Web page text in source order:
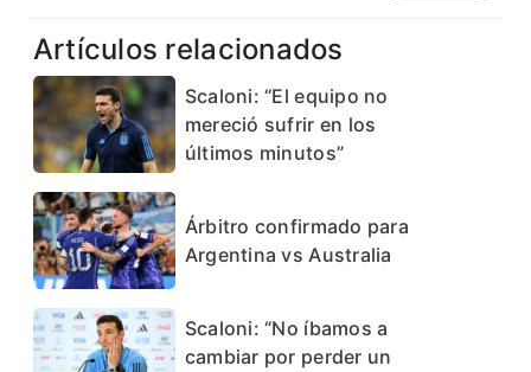
Artículos relacionados
Scaloni: “El equipo no
mereció sufrir en los
últimos minutos”
Árbitro confirmado para
Argentina vs Australia
Scaloni: “No íbamos a
cambiar por perder un